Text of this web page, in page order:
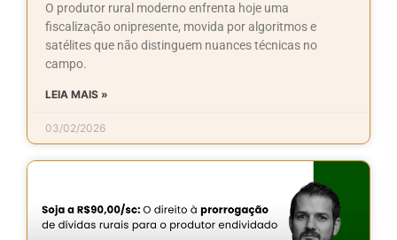
O produtor rural moderno enfrenta hoje uma
fiscalização onipresente, movida por algoritmos e
satélites que não distinguem nuances técnicas no
campo.
LEIA MAIS »
03/02/2026